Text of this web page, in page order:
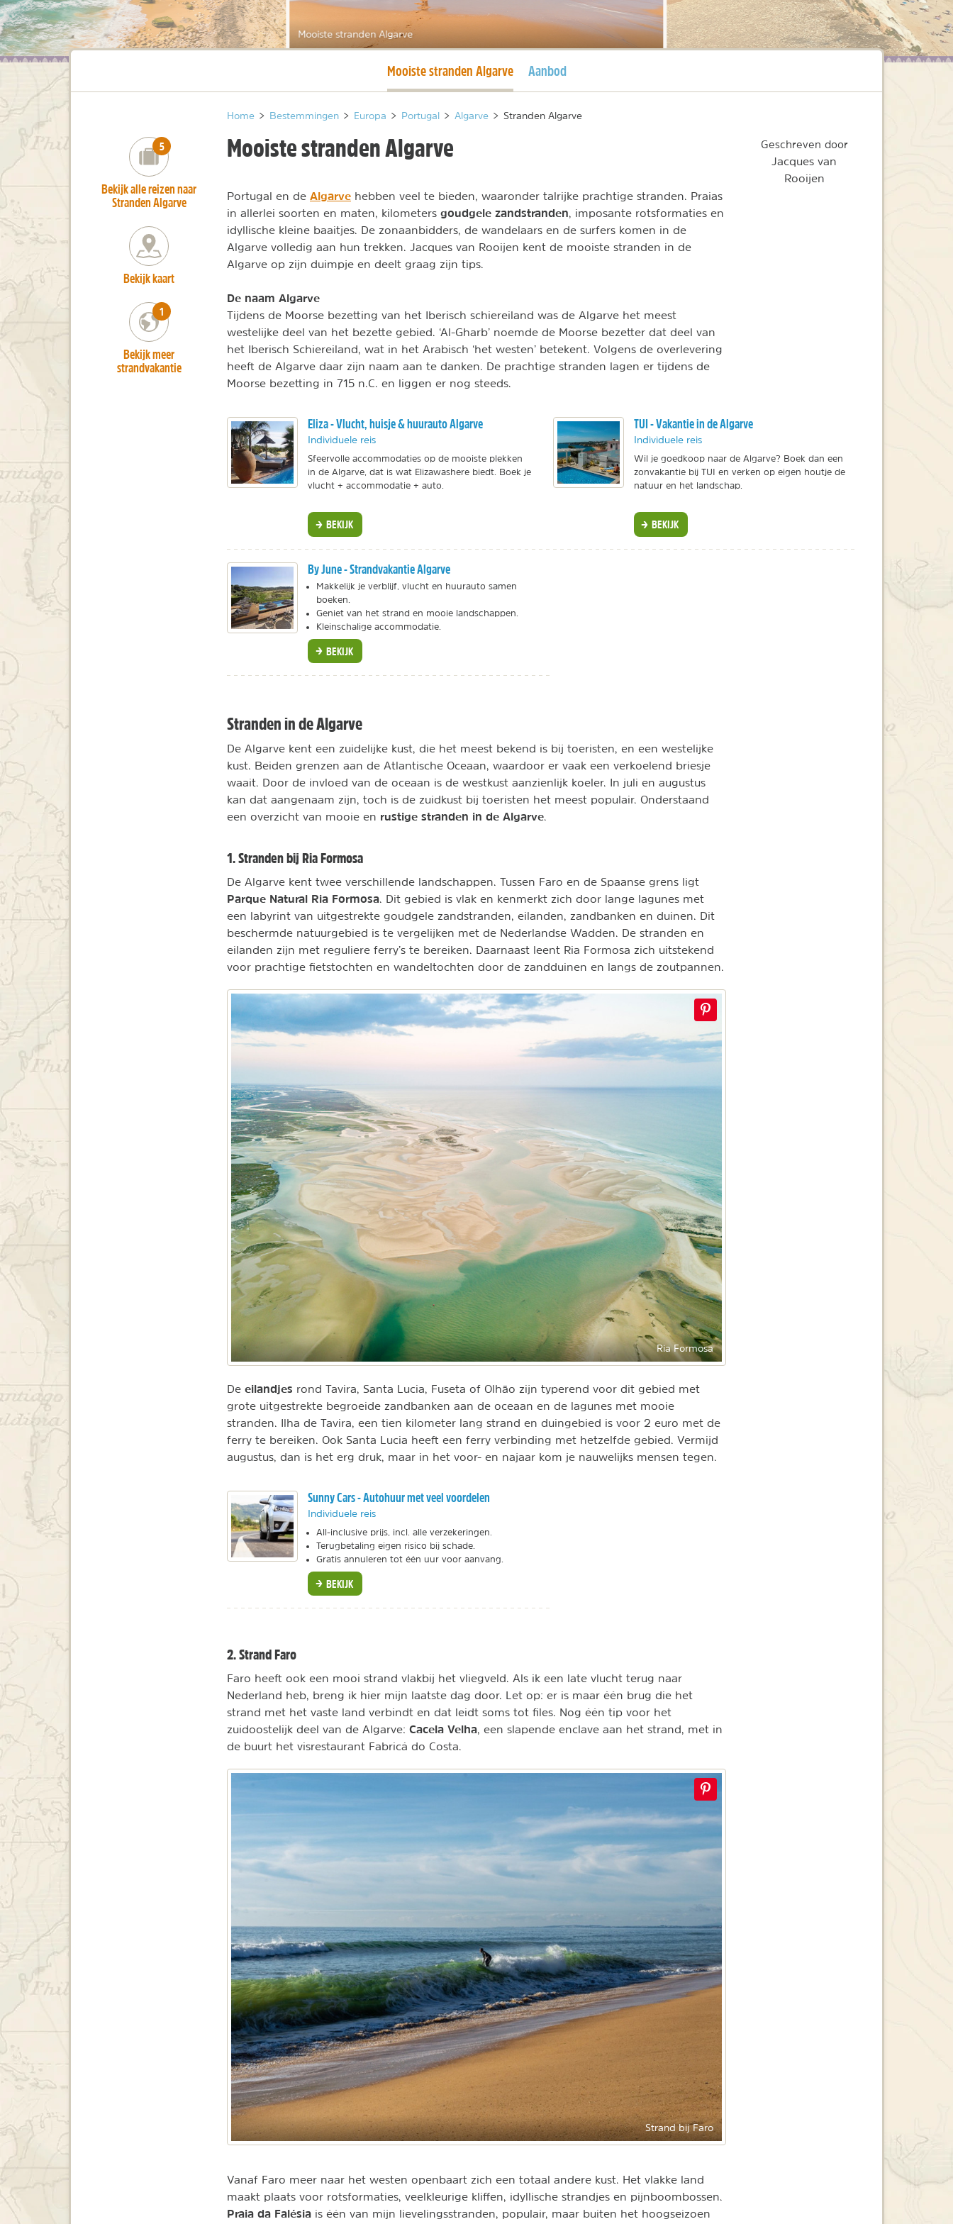
Mooiste stranden Algarve
Huidige pagina
Mooiste stranden Algarve Aanbod
Home > Bestemmingen > Europa > Portugal > Algarve > Stranden Algarve
Mooiste stranden Algarve
Portugal en de Algarve hebben veel te bieden, waaronder talrijke prachtige stranden. Praias
in allerlei soorten en maten, kilometers goudgele zandstranden, imposante rotsformaties en
idyllische kleine baaitjes. De zonaanbidders, de wandelaars en de surfers komen in de
Algarve volledig aan hun trekken. Jacques van Rooijen kent de mooiste stranden in de
Algarve op zijn duimpje en deelt graag zijn tips.
De naam Algarve
Tijdens de Moorse bezetting van het Iberisch schiereiland was de Algarve het meest
westelijke deel van het bezette gebied. ‘Al-Gharb’ noemde de Moorse bezetter dat deel van
het Iberisch Schiereiland, wat in het Arabisch ‘het westen’ betekent. Volgens de overlevering
heeft de Algarve daar zijn naam aan te danken. De prachtige stranden lagen er tijdens de
Moorse bezetting in 715 n.C. en liggen er nog steeds.
Eliza - Vlucht, huisje & huurauto Algarve
Individuele reis
Sfeervolle accommodaties op de mooiste plekken
in de Algarve, dat is wat Elizawashere biedt. Boek je
vlucht + accommodatie + auto.
BEKIJK
TUI - Vakantie in de Algarve
Individuele reis
Wil je goedkoop naar de Algarve? Boek dan een
zonvakantie bij TUI en verken op eigen houtje de
natuur en het landschap.
BEKIJK
By June - Strandvakantie Algarve
Makkelijk je verblijf, vlucht en huurauto samen
boeken.
Geniet van het strand en mooie landschappen.
Kleinschalige accommodatie.
BEKIJK
Stranden in de Algarve
De Algarve kent een zuidelijke kust, die het meest bekend is bij toeristen, en een westelijke
kust. Beiden grenzen aan de Atlantische Oceaan, waardoor er vaak een verkoelend briesje
waait. Door de invloed van de oceaan is de westkust aanzienlijk koeler. In juli en augustus
kan dat aangenaam zijn, toch is de zuidkust bij toeristen het meest populair. Onderstaand
een overzicht van mooie en rustige stranden in de Algarve
1. Stranden bij Ria Formosa
De Algarve kent twee verschillende landschappen. Tussen Faro en de Spaanse grens ligt
Parque Natural Ria Formosa . Dit gebied is vlak en kenmerkt zich door lange lagunes met
een labyrint van uitgestrekte goudgele zandstranden, eilanden, zandbanken en duinen. Dit
beschermde natuurgebied is te vergelijken met de Nederlandse Wadden. De stranden en
eilanden zijn met reguliere ferry’s te bereiken. Daarnaast leent Ria Formosa zich uitstekend
voor prachtige fietstochten en wandeltochten door de zandduinen en langs de zoutpannen.
Ria Formosa
De eilandjes rond Tavira, Santa Lucia, Fuseta of Olhāo zijn typerend voor dit gebied met
grote uitgestrekte begroeide zandbanken aan de oceaan en de lagunes met mooie
stranden. Ilha de Tavira, een tien kilometer lang strand en duingebied is voor 2 euro met de
ferry te bereiken. Ook Santa Lucia heeft een ferry verbinding met hetzelfde gebied. Vermijd
augustus, dan is het erg druk, maar in het voor- en najaar kom je nauwelijks mensen tegen.
Sunny Cars - Autohuur met veel voordelen
Individuele reis
All-inclusive prijs, incl. alle verzekeringen.
Terugbetaling eigen risico bij schade.
Gratis annuleren tot één uur voor aanvang.
BEKIJK
2. Strand Faro
Faro heeft ook een mooi strand vlakbij het vliegveld. Als ik een late vlucht terug naar
Nederland heb, breng ik hier mijn laatste dag door. Let op: er is maar één brug die het
strand met het vaste land verbindt en dat leidt soms tot files. Nog één tip voor het
zuidoostelijk deel van de Algarve: Cacela Velha , een slapende enclave aan het strand, met in
de buurt het visrestaurant Fabricá do Costa.
Strand bij Faro
Vanaf Faro meer naar het westen openbaart zich een totaal andere kust. Het vlakke land
maakt plaats voor rotsformaties, veelkleurige kliffen, idyllische strandjes en pijnboombossen.
Praia da Falésia is één van mijn lievelingsstranden, populair, maar buiten het hoogseizoen
number_of_trips:
5
Bekijk alle reizen naar
Stranden Algarve
Bekijk kaart
number_of_trips:
1
Bekijk meer
strandvakantie
Geschreven door
Jacques van
Rooijen